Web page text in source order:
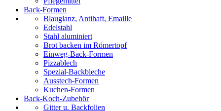
Back-Formen
Blauglanz, Antihaft, Emaille
Edelstahl
Stahl aluminiert
Brot backen im Römertopf
Einweg-Back-Formen
Pizzablech
Spezial-Backbleche
Ausstech-Formen
Kuchen-Formen
Back-Koch-Zubehör
Gitter u. Backfolien